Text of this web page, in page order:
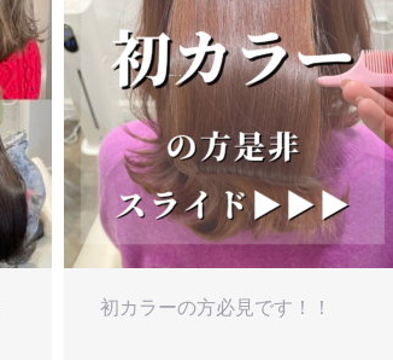
初カラーの方必見です！！